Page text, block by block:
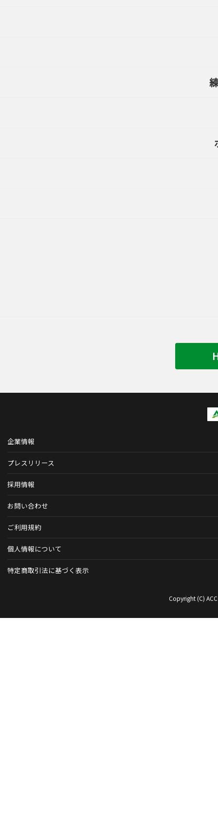
企業情報
プレスリリース
採用情報
お問い合わせ
ご利用規約
個人情報について
特定商取引法に基づく表示
Copyright (C)